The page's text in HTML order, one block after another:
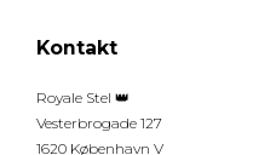
Kontakt
Royale Stel 👑
Vesterbrogade 127
1620 København V